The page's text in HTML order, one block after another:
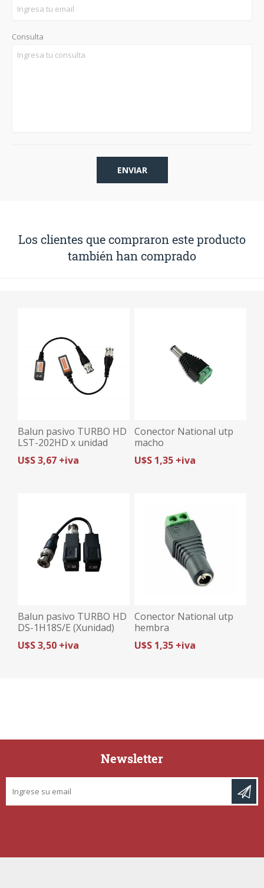
Consulta
Los clientes que compraron este producto
también han comprado
Balun pasivo TURBO HD
LST-202HD x unidad
U$S 3,67 +iva
Conector National utp
macho
U$S 1,35 +iva
Balun pasivo TURBO HD
DS-1H18S/E (Xunidad)
HIKVISION
U$S 3,50 +iva
Conector National utp
hembra
U$S 1,35 +iva
Newsletter